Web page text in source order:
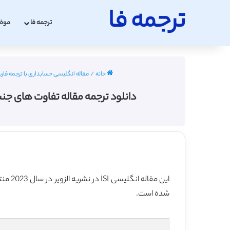
ترجمه فا ترجمه فا
خانه/مقاله انگلیسی حسابداری با ترجمه فارسی 2022
دانلود ترجمه مقاله تفاوت های
شده است.